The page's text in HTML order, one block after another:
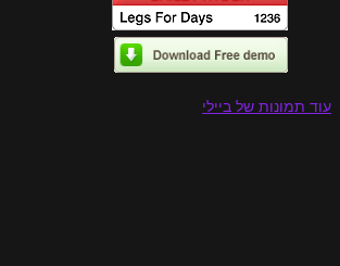
עוד תמונות של ביילי